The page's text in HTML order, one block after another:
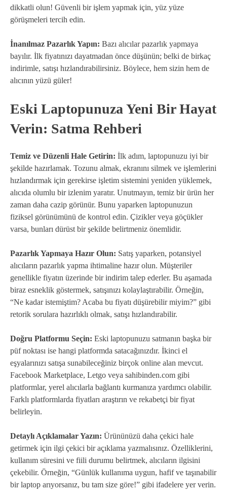
dikkatli olun! Güvenli bir işlem yapmak için, yüz yüze
görüşmeleri tercih edin.
İnanılmaz Pazarlık Yapın: Bazı alıcılar pazarlık yapmaya
bayılır. İlk fiyatınızı dayatmadan önce düşünün; belki de birkaç
indirimle, satışı hızlandırabilirsiniz. Böylece, hem sizin hem de
alıcının yüzü güler!
Eski Laptopunuza Yeni Bir Hayat
Verin: Satma Rehberi
Temiz ve Düzenli Hale Getirin: İlk adım, laptopunuzu iyi bir
şekilde hazırlamak. Tozunu almak, ekranını silmek ve işlemlerini
hızlandırmak için gerekirse işletim sistemini yeniden yüklemek,
alıcıda olumlu bir izlenim yaratır. Unutmayın, temiz bir ürün her
zaman daha cazip görünür. Bunu yaparken laptopunuzun
fiziksel görünümünü de kontrol edin. Çizikler veya göçükler
varsa, bunları dürüst bir şekilde belirtmeniz önemlidir.
Pazarlık Yapmaya Hazır Olun: Satış yaparken, potansiyel
alıcıların pazarlık yapma ihtimaline hazır olun. Müşteriler
genellikle fiyatın üzerinde bir indirim talep ederler. Bu aşamada
biraz esneklik göstermek, satışınızı kolaylaştırabilir. Örneğin,
“Ne kadar istemiştim? Acaba bu fiyatı düşürebilir miyim?” gibi
retorik sorulara hazırlıklı olmak, satışı hızlandırabilir.
Doğru Platformu Seçin: Eski laptopunuzu satmanın başka bir
püf noktası ise hangi platformda satacağınızdır. İkinci el
eşyalarınızı satışa sunabileceğiniz birçok online alan mevcut.
Facebook Marketplace, Letgo veya sahibinden.com gibi
platformlar, yerel alıcılarla bağlantı kurmanıza yardımcı olabilir.
Farklı platformlarda fiyatları araştırın ve rekabetçi bir fiyat
belirleyin.
Detaylı Açıklamalar Yazın: Ürününüzü daha çekici hale
getirmek için ilgi çekici bir açıklama yazmalısınız. Özelliklerini,
kullanım süresini ve fiili durumu belirtmek, alıcıların ilgisini
çekebilir. Örneğin, “Günlük kullanıma uygun, hafif ve taşınabilir
bir laptop arıyorsanız, bu tam size göre!” gibi ifadelere yer verin.